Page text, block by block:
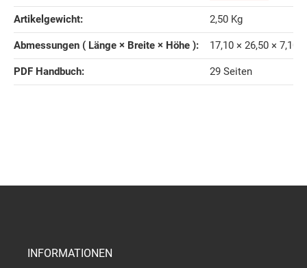
Artikelgewicht‍: 2,50 Kg
Abmessungen ( Länge × Breite × Höhe )‍: 17,10 × 26,50 × 7,10
PDF Handbuch‍: 29 Seiten
INFORMATIONEN